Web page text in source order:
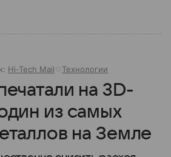
Hi-Tech Mail Технологии
на 3D-
из самых
на Земле